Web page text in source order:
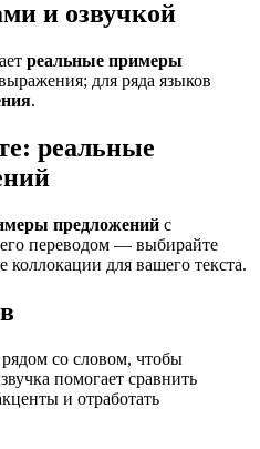
и озвучкой
реальные примеры
для ряда языков
.
реальные
предложений с
переводом — выбирайте
коллокации для вашего текста.
со словом, чтобы
помогает сравнить
и отработать